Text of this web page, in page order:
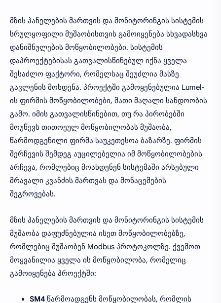
მზის პანელების მართვის და მონიტორინგის სისტემის
სრულყოფილი მუშაობისთვის გამოიყენება სხვადასხვა
დანიშნულების მოწყობილობები. სისტემის
დაპროექტებისას გათვალისწინებულ იქნა ყველა
შესაძლო ფაქტორი, რომელსაც შეუძლია მასზე
გავლენის მოხდენა. პროექტში გამოყენებულია Lumel-
ის ფირმის მოწყობილობები, მათი მაღალი სანდოობის
გამო. იმის გათვალისწინებით, თუ რა პირობებში
მოუწევს თითოეულ მოწყობილობას მუშაობა,
წარმოდგენილი ფირმა საუკეთესოა ბაზარზე. ფირმის
შერჩევის შემდეგ აუცილებელია იმ მოწყობილობების
არჩევა, რომლებიც მოახდენენ სისტემაში არსებული
მრავალი კვანძის მართვას და მონაცემების
შეგროვებას.
მზის პანელების მართვის და მონიტორინგის სისტემის
მუშაობა დაფუძნებულია ისეთ მოწყობილობებზე,
რომლებიც მუშაობენ Modbus პროტოკოლზე. ქვემოთ
მოყვანილია ყველა ის მოწყობილობა, რომელიც
გამოიყენება პროექტში:
SM4 წარმოადგენს მოწყობილობას, რომლის